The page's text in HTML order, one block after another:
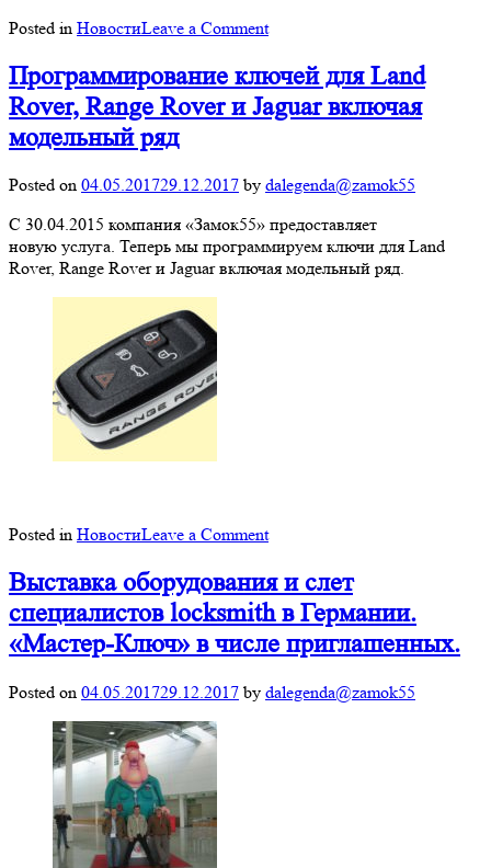
Posted in НовостиLeave a Commenton
чипов
для
Nissan
Программирование ключей для Land
Rover, Range Rover и Jaguar включая
модельный ряд
Posted on 04.05.201729.12.2017 by dalegenda@zamok55
С 30.04.2015 компания «Замок55» предоставляет
новую услуга. Теперь мы программируем ключи для Land
Rover, Range Rover и Jaguar включая модельный ряд.
Posted in НовостиLeave a Commenton
ключей
для
Land
Rover,
Rover
Выставка оборудования и слет
специалистов locksmith в Германии.
«Мастер-Ключ» в числе приглашенных.
Posted on 04.05.201729.12.2017 by dalegenda@zamok55